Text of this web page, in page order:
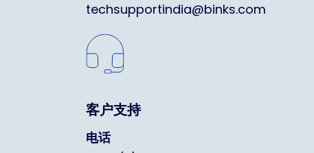
techsupportindia@binks.com
客户支持
电话